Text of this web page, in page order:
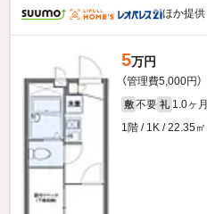
ほか提供
5万円
（管理費5,000円）
敷 不要 礼 1.0ヶ月
1階 / 1K / 22.35㎡